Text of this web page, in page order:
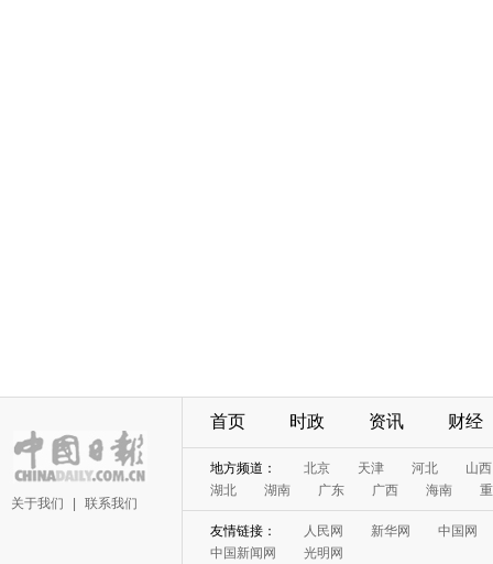
关于我们 联系我们
首页 时政 资讯 财经
地方频道： 北京 天津 河北
山西
湖北
湖南 广东 广西 海南
友情链接： 人民网 新华网
中国网
中国新闻网
光明网